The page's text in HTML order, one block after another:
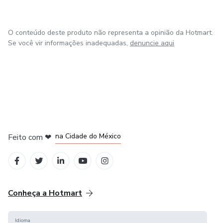
O conteúdo deste produto não representa a opinião da Hotmart.
Se você vir informações inadequadas, denuncie aqui
Feito com ❤ na Cidade do México
Conheça a Hotmart
Idioma